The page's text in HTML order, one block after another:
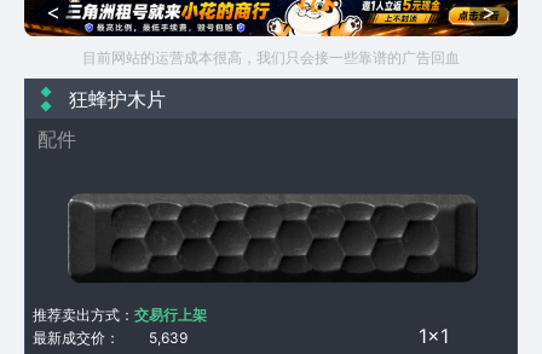
< >
目前网站的运营成本很高，我们只会接一些靠谱的广告回血
狂蜂护木片
配件
1×1
最新成交价： 5,639
推荐卖出方式： 交易行上架